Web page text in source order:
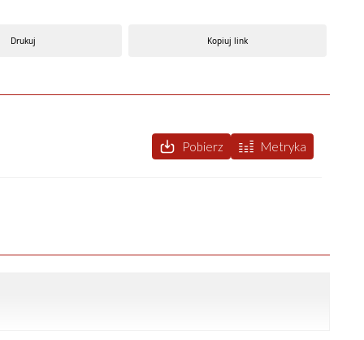
Drukuj Kopiuj link
Pobierz Metryka